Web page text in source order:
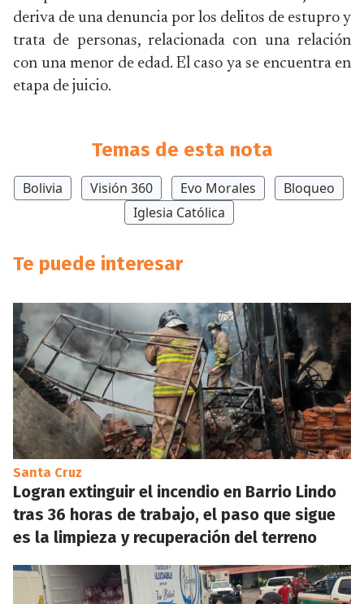
deriva de una denuncia por los delitos de estupro y
trata de personas, relacionada con una relación
con una menor de edad. El caso ya se encuentra en
etapa de juicio.
Temas de esta nota
Bolivia Visión 360 Evo Morales
Bloqueo
Iglesia Católica
Te puede interesar
Santa Cruz
Logran extinguir el incendio en Barrio Lindo
tras 36 horas de trabajo, el paso que sigue
es la limpieza y recuperación del terreno